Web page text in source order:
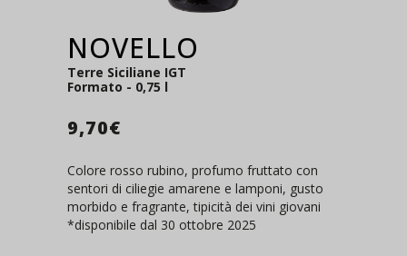
NOVELLO
Terre Siciliane IGT
Formato - 0,75 l
9,70€
Colore rosso rubino, profumo fruttato con
sentori di ciliegie amarene e lamponi, gusto
morbido e fragrante, tipicità dei vini giovani
*disponibile dal 30 ottobre 2025